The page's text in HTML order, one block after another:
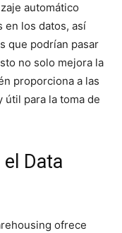
automático
los datos, así
que podrían pasar
no solo mejora la
proporciona a las
útil para la toma de
Data
ofrece